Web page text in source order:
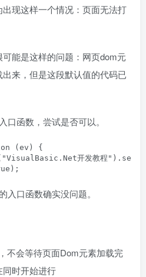
现这样一个情况：页面无法打
能是这样的问题：网页dom元
来，但是这段默认值的代码已
入口函数，尝试是否可以。
(ev) {
开发教程").se
的入口函数确实没问题。
不会等待页面Dom元素加载完
时开始进行